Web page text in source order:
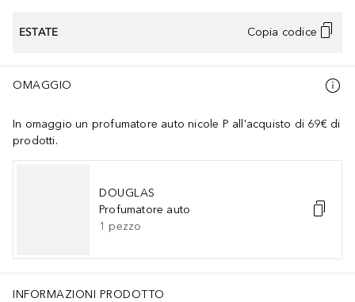
ESTATE Copia codice
OMAGGIO
In omaggio un profumatore auto nicole P all'acquisto di 69€ di
prodotti.
DOUGLAS
Profumatore auto
1 pezzo
INFORMAZIONI PRODOTTO